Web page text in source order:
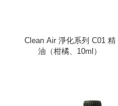
Clean Air 淨化系列 C01 精
油（柑橘、10ml）